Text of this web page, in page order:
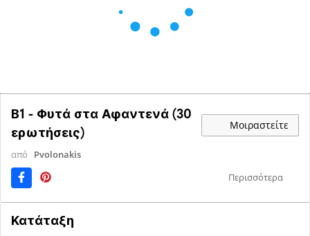
Β1 - Φυτά στα Αφαντενά (30
ερωτήσεις)
Μοιραστείτε
από
Pvolonakis
Περισσότερα
Κατάταξη